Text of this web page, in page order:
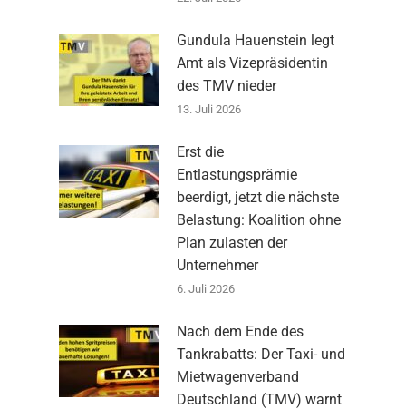
Gundula Hauenstein legt
Amt als Vizepräsidentin
des TMV nieder
13. Juli 2026
Erst die
Entlastungsprämie
beerdigt, jetzt die nächste
Belastung: Koalition ohne
Plan zulasten der
Unternehmer
6. Juli 2026
Nach dem Ende des
Tankrabatts: Der Taxi- und
Mietwagenverband
Deutschland (TMV) warnt